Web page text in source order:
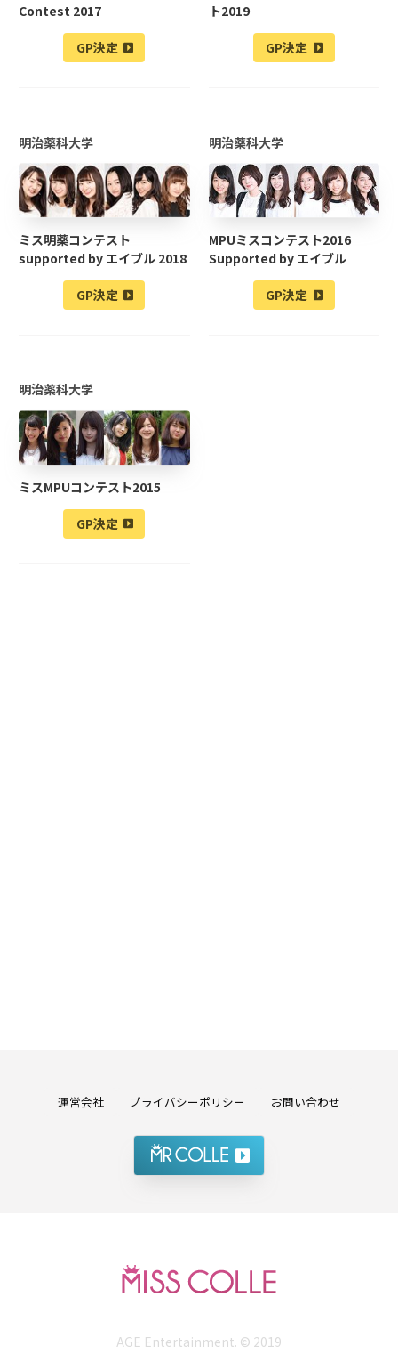
Contest 2017
GP決定
ト2019
GP決定
明治薬科大学
ミス明薬コンテスト
supported by エイブル 2018
GP決定
明治薬科大学
MPUミスコンテスト2016
Supported by エイブル
GP決定
明治薬科大学
ミスMPUコンテスト2015
GP決定
運営会社 プライバシーポリシー お問い合わせ
AGE Entertainment. © 2019